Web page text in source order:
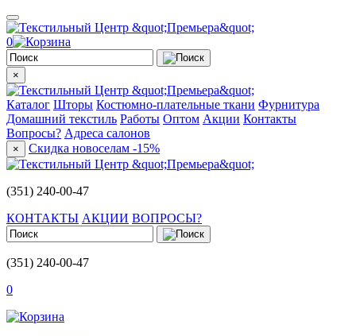
0
×
Каталог Шторы Костюмно-плательные ткани Фурнитура
Домашний текстиль Работы Оптом Акции Контакты
Вопросы? Адреса салонов
× Скидка новоселам -15%
(351) 240-00-47
КОНТАКТЫ АКЦИИ ВОПРОСЫ?
(351) 240-00-47
0